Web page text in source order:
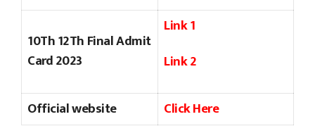
10Th 12Th Final Admit
Card 2023
Link 1
Link 2
Official website Click Here